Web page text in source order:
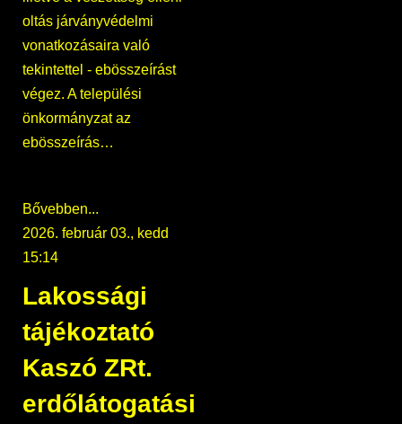
oltás járványvédelmi
vonatkozásaira való
tekintettel - ebösszeírást
végez. A települési
önkormányzat az
ebösszeírás…
Bővebben...
2026. február 03., kedd
15:14
Lakossági
tájékoztató
Kaszó ZRt.
erdőlátogatási